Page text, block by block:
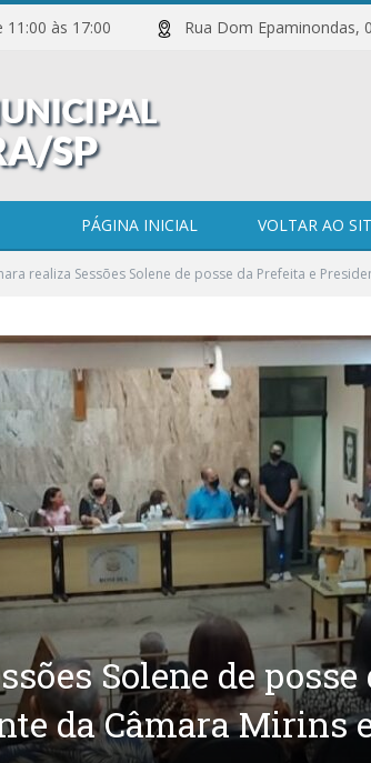
11:00 às 17:00 Rua Dom
PÁGINA INICIAL VOLTAR AO
realiza Sessões Solene de posse da Prefeita e
Solene de posse
da Câmara Mirins